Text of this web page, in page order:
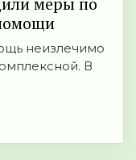
неизлечимо
В